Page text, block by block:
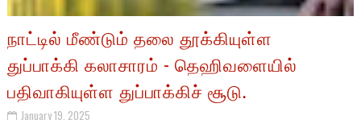
நாட்டில் மீண்டும் தலை தூக்கியுள்ள
துப்பாக்கி கலாசாரம் - தெஹிவளையில்
பதிவாகியுள்ள துப்பாக்கிச் சூடு.
January 19, 2025